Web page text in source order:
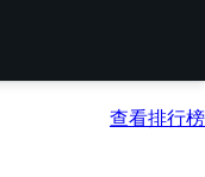
查看排行榜